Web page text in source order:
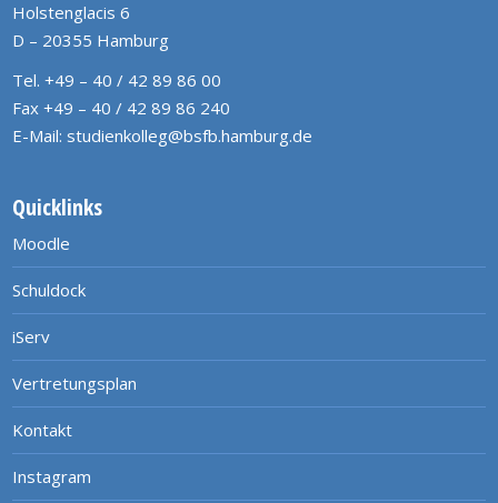
Holstenglacis 6
D – 20355 Hamburg
Tel. +49 – 40 / 42 89 86 00
Fax +49 – 40 / 42 89 86 240
E-Mail: studienkolleg@bsfb.hamburg.de
Quicklinks
Moodle
Schuldock
iServ
Vertretungsplan
Kontakt
Instagram